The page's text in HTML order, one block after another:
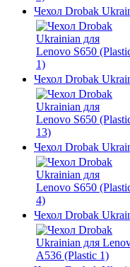
Чехол Drobak
Чехол Drobak
Чехол Drobak
Чехол Drobak